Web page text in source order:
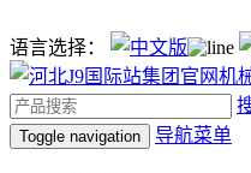
语言选择：
Toggle navigation 导航菜单